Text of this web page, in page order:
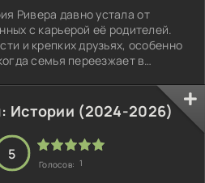
Ривера давно устала от
с карьерой её родителей.
и крепких друзьях, особенно
семья переезжает в
Истории (2024-2026)
5
Голосов: 1